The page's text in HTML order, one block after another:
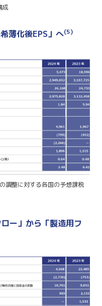
成
薄化後EPS」へ(5)
調整に対する各国の予想課税
ー」から「製造用フ